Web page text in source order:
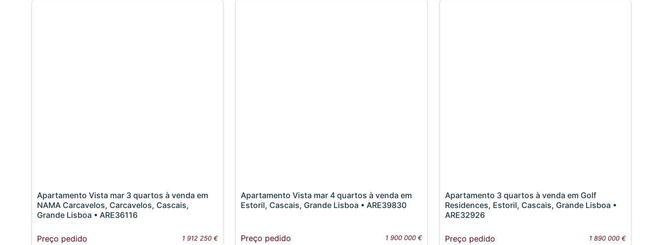
Apartamento Vista mar 3 quartos à venda em
NAMA Carcavelos, Carcavelos, Cascais,
Grande Lisboa • ARE36116
Preço pedido 1 912 250 €
Apartamento Vista mar 4 quartos à venda em
Estoril, Cascais, Grande Lisboa • ARE39830
Preço pedido 1 900 000 €
Apartamento 3 quartos à venda em Golf
Residences, Estoril, Cascais, Grande Lisboa •
ARE32926
Preço pedido 1 890 000 €